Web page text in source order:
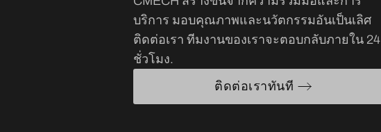
บริการ มอบคุณภาพและนวัตกรรมอันเป็นเลิศ
ติดต่อเรา ทีมงานของเราจะตอบกลับภายใน 24
ชั่วโมง.
ติดต่อเราทันที